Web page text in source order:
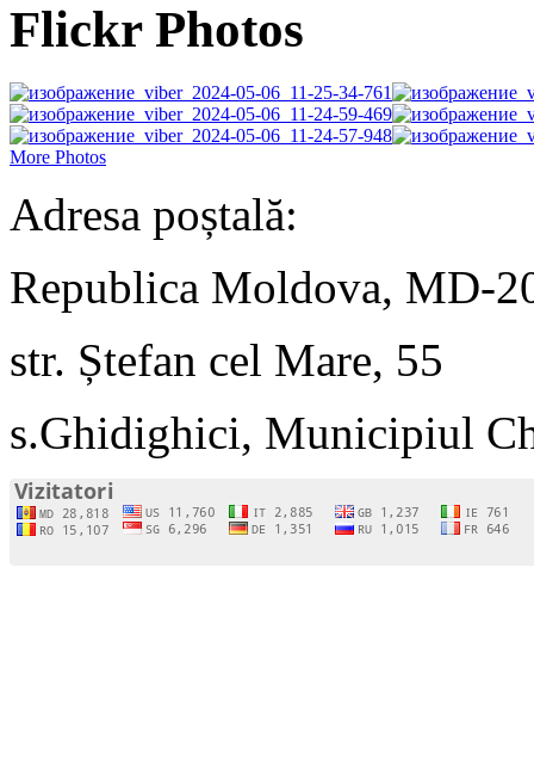
Flickr Photos
More Photos
Adresa poștală:
Republica Moldova, MD-
str. Ștefan cel Mare, 55
s.Ghidighici, Municipiul